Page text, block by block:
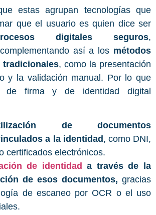
estas agrupan tecnologías que
que el usuario es quien dice ser
digitales seguros,
así a los métodos
, como la presentación
y la validación manual. Por lo que
de firma y de identidad digital
de documentos
a la identidad, como DNI,
certificados electrónicos.
de identidad a través de la
de esos documentos, gracias
de escaneo por OCR o el uso